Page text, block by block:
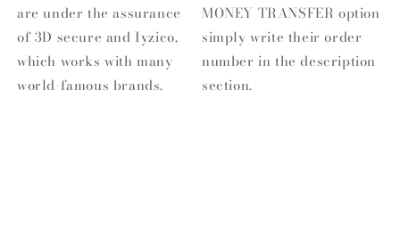
are under the assurance
of 3D secure and Iyzico,
which works with many
world-famous brands.
MONEY TRANSFER option
simply write their order
number in the description
section.